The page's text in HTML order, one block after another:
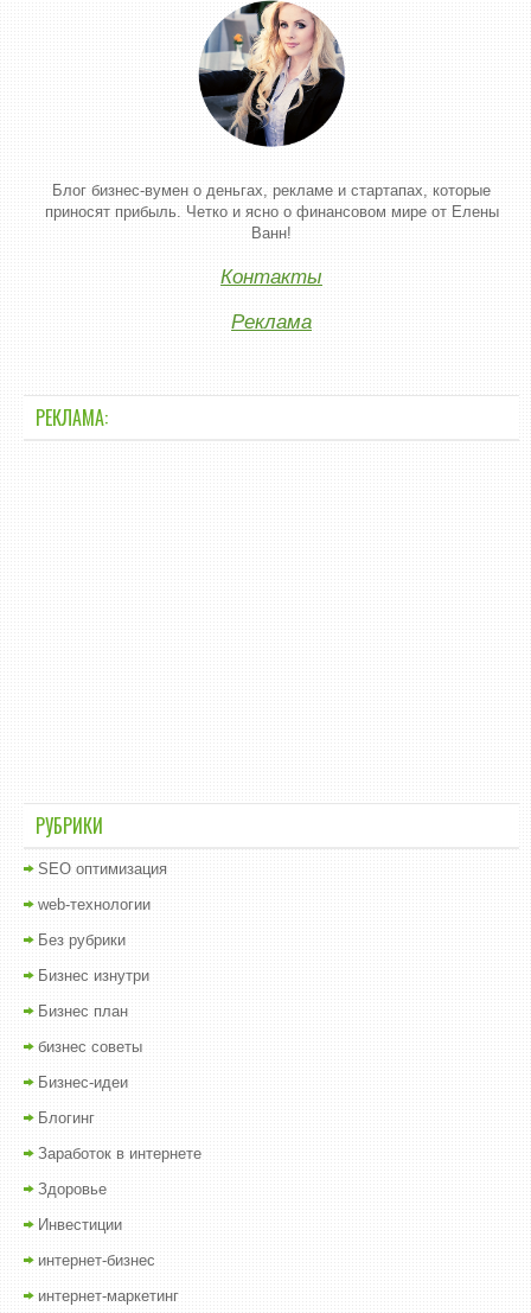
Блог бизнес-вумен о деньгах, рекламе и стартапах, которые
приносят прибыль. Четко и ясно о финансовом мире от Елены
Ванн!
Контакты
Реклама
РЕКЛАМА:
РУБРИКИ
SEO оптимизация
web-технологии
Без рубрики
Бизнес изнутри
Бизнес план
бизнес советы
Бизнес-идеи
Блогинг
Заработок в интернете
Здоровье
Инвестиции
интернет-бизнес
интернет-маркетинг